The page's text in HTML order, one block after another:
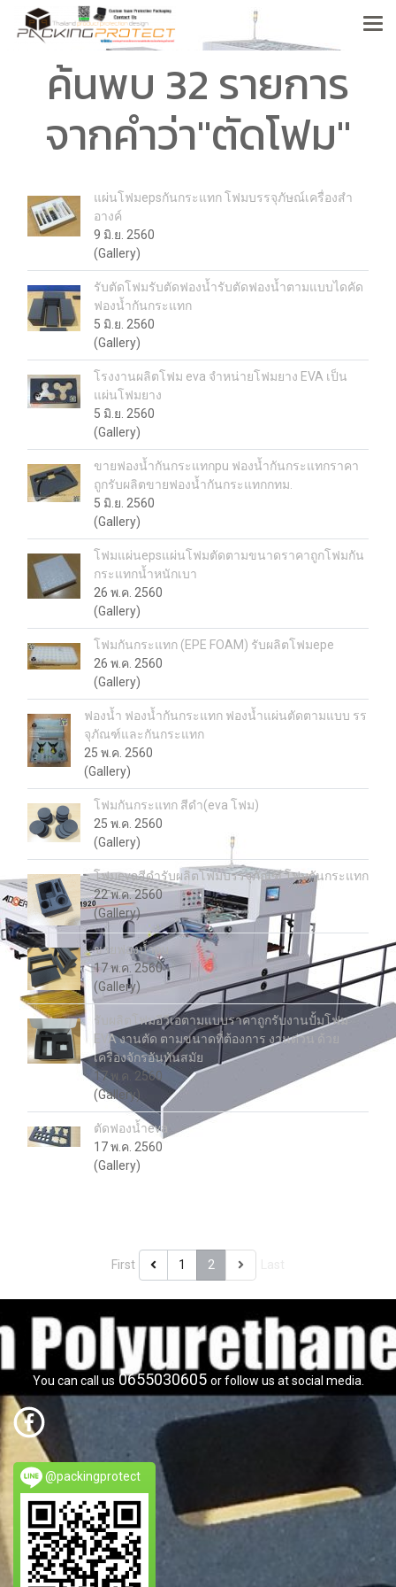
ค้นพบ 32 รายการ
จากคำว่า"ตัดโฟม"
แผ่นโฟมepsกันกระแทก โฟมบรรจุภัษณ์เครื่องสำ
อางค์
9 มิ.ย. 2560
(Gallery)
รับตัดโฟมรับตัดฟองน้ำรับตัดฟองน้ำตามแบบไดคัด
ฟองน้ำกันกระแทก
5 มิ.ย. 2560
(Gallery)
โรงงานผลิตโฟม eva จำหน่ายโฟมยาง EVA เป็น
แผ่นโฟมยาง
5 มิ.ย. 2560
(Gallery)
ขายฟองน้ำกันกระแทกpu ฟองน้ำกันกระแทกราคา
ถูกรับผลิตขายฟองน้ำกันกระแทกกทม.
5 มิ.ย. 2560
(Gallery)
โฟมแผ่นepsแผ่นโฟมตัดตามขนาดราคาถูกโฟมกัน
กระแทกน้ำหนักเบา
26 พ.ค. 2560
(Gallery)
โฟมกันกระแทก (EPE FOAM) รับผลิตโฟมepe
26 พ.ค. 2560
(Gallery)
ฟองน้ำ ฟองน้ำกันกระแทก ฟองน้ำแผ่นตัดตามแบบ รร
จุภัณฑ์และกันกระแทก
25 พ.ค. 2560
(Gallery)
โฟมกันกระแทก สีดำ(eva โฟม)
25 พ.ค. 2560
(Gallery)
โฟมevaสีดำรับผลิตโฟมบรรจุภัณฑ์ โฟมกันกระแทก
22 พ.ค. 2560
(Gallery)
ขายฟองน้ำpu
17 พ.ค. 2560
(Gallery)
รับผลิตโฟมอีวีเอตามแบบราคาถูกรับงานปั้มโฟม
EVA งานตัด ตามขนาดที่ต้องการ งานด่วน ด้วย
เครื่องจักรอันทันสมัย
17 พ.ค. 2560
(Gallery)
ตัดฟองน้ำeva
17 พ.ค. 2560
(Gallery)
First 1 2
You can call us 0655030605 or follow us at social media.
@packingprotect